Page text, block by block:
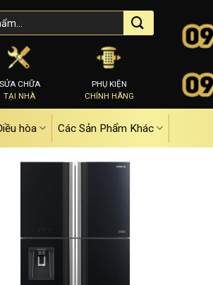
SỬA CHỮA
TẠI NHÀ
PHỤ KIỆN
CHÍNH HÃNG
hòa Các Sản Phẩm Khác